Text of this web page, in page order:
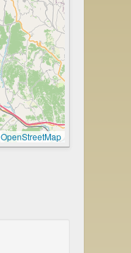
OpenStreetMap